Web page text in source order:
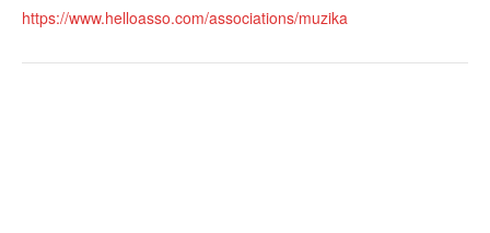
https://www.helloasso.com/associations/muzika